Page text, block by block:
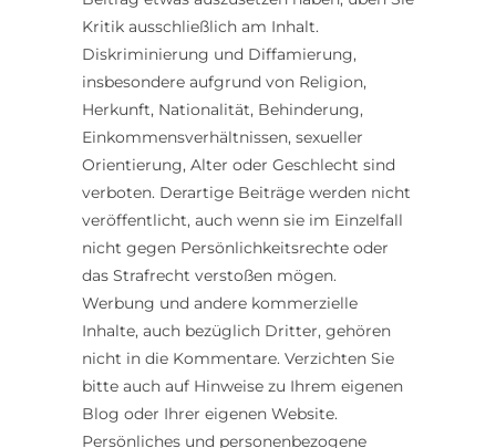
Kritik ausschließlich am Inhalt.
Diskriminierung und Diffamierung,
insbesondere aufgrund von Religion,
Herkunft, Nationalität, Behinderung,
Einkommensverhältnissen, sexueller
Orientierung, Alter oder Geschlecht sind
verboten. Derartige Beiträge werden nicht
veröffentlicht, auch wenn sie im Einzelfall
nicht gegen Persönlichkeitsrechte oder
das Strafrecht verstoßen mögen.
Werbung und andere kommerzielle
Inhalte, auch bezüglich Dritter, gehören
nicht in die Kommentare. Verzichten Sie
bitte auch auf Hinweise zu Ihrem eigenen
Blog oder Ihrer eigenen Website.
Persönliches und personenbezogene